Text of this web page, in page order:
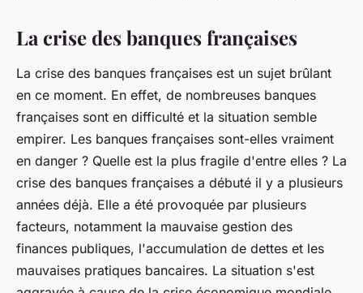
La crise des banques françaises
La crise des banques françaises est un sujet brûlant
en ce moment. En effet, de nombreuses banques
françaises sont en difficulté et la situation semble
empirer. Les banques françaises sont-elles vraiment
en danger ? Quelle est la plus fragile d'entre elles ? La
crise des banques françaises a débuté il y a plusieurs
années déjà. Elle a été provoquée par plusieurs
facteurs, notamment la mauvaise gestion des
finances publiques, l'accumulation de dettes et les
mauvaises pratiques bancaires. La situation s'est